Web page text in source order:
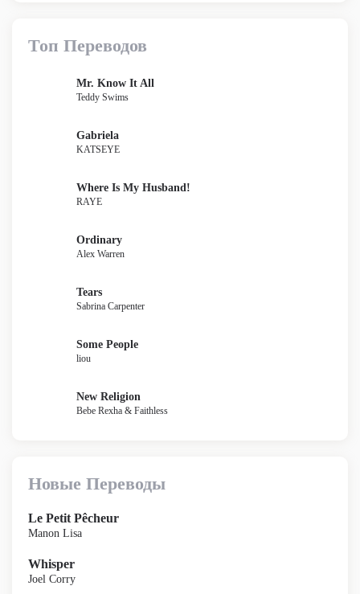
Топ Переводов
Mr. Know It All
Teddy Swims
Gabriela
KATSEYE
Where Is My Husband!
RAYE
Ordinary
Alex Warren
Tears
Sabrina Carpenter
Some People
liou
New Religion
Bebe Rexha & Faithless
Новые Переводы
Le Petit Pêcheur
Manon Lisa
Whisper
Joel Corry